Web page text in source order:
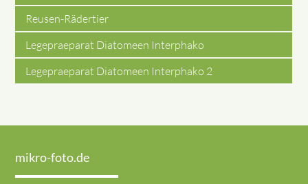
Reusen-Rädertier
Legepraeparat Diatomeen Interphako
Legepraeparat Diatomeen Interphako 2
mikro-foto.de